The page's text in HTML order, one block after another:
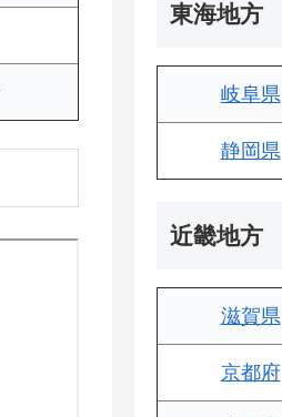
東海地方
岐阜県
静岡県
近畿地方
滋賀県
京都府